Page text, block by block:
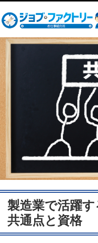
製造業で活躍
共通点と資格